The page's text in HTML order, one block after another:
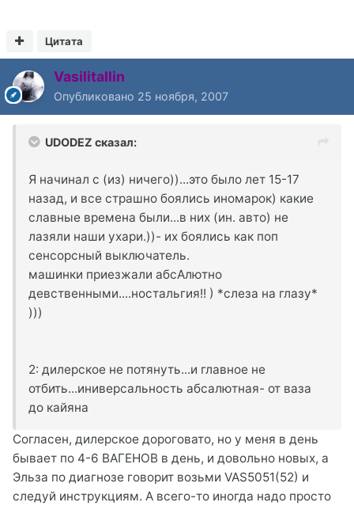
Цитата
Vasilitallin
Опубликовано 25 ноября, 2007
UDODEZ сказал:
Я начинал с (из) ничего))...это было лет 15-17
назад, и все страшно боялись иномарок) какие
славные времена были...в них (ин. авто) не
лазяли наши ухари.))- их боялись как поп
сенсорсный выключатель.
машинки приезжали абсАлютно
девственными....ностальгия!! ) *слеза на глазу*
)))
2: дилерское не потянуть...и главное не
отбить...иниверсальность абсалютная- от ваза
до кайяна
Согласен, дилерское дороговато, но у меня в день
бывает по 4-6 ВАГЕНОВ в день, и довольно новых, а
Эльза по диагнозе говорит возьми VAS5051(52) и
следуй инструкциям. А всего-то иногда надо просто